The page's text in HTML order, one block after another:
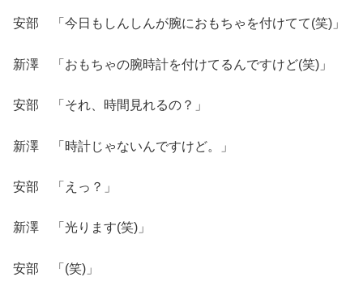
安部 「今日もしんしんが腕におもちゃを付けてて(笑)」
新澤 「おもちゃの腕時計を付けてるんですけど(笑)」
安部 「それ、時間見れるの？」
新澤 「時計じゃないんですけど。」
安部 「えっ？」
新澤 「光ります(笑)」
安部 「(笑)」